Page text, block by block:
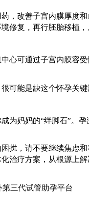
，改善子宫内膜厚度
修复，再行胚胎移植，
心可通过子宫内膜容受
为妈妈的“绊脚石”。
扰，请不要继续焦虑和
治疗方案，从根源上